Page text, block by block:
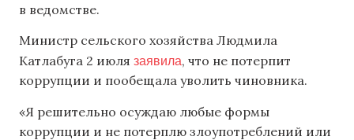
в ведомстве.
Министр сельского хозяйства Людмила
Катлабуга 2 июля заявила, что не потерпит
коррупции и пообещала уволить чиновника.
«Я решительно осуждаю любые формы
коррупции и не потерплю злоупотреблений или